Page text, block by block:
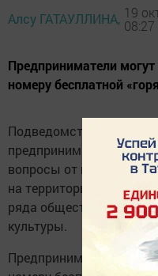
Алсу ГАТАУЛЛИНА, 19
08:27
Предприниматели
номеру бесплатной
Подведомственный
предпринимательства
вопросы от
на территории
ряда общественных
культуры.
Предприниматели